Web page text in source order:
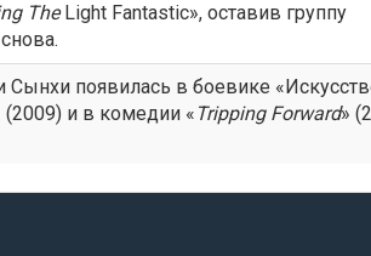
TheLight Fantastic», оставив группу
Сынхи появилась в боевике
и в комедии « TrippingForward»